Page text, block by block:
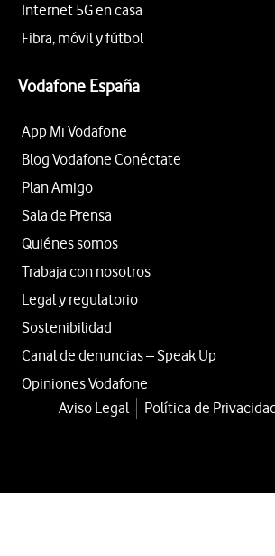
Internet 5G en casa
Fibra, móvil y fútbol
Vodafone España
App Mi Vodafone
Blog Vodafone Conéctate
Plan Amigo
Sala de Prensa
Quiénes somos
Trabaja con nosotros
Legal y regulatorio
Sostenibilidad
Canal de denuncias – Speak Up
Opiniones Vodafone
Aviso Legal Política de